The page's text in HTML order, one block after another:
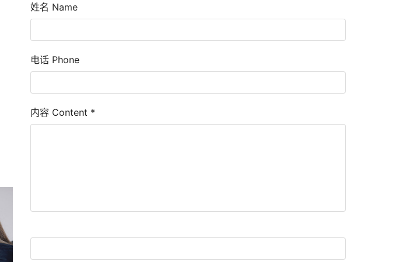
姓名 Name
电话 Phone
内容 Content *